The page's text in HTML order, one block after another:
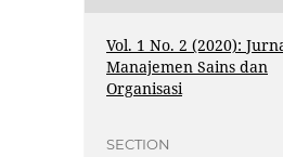
Vol. 1 No. 2 (2020):
Manajemen Sains dan
Organisasi
SECTION